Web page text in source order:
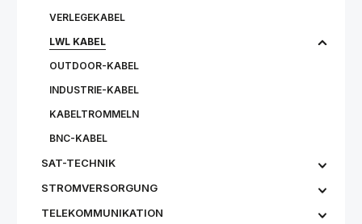
VERLEGEKABEL
LWL KABEL
OUTDOOR-KABEL
INDUSTRIE-KABEL
KABELTROMMELN
BNC-KABEL
SAT-TECHNIK
STROMVERSORGUNG
TELEKOMMUNIKATION